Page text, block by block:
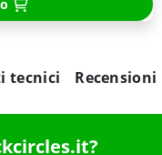
tecnici Recensioni